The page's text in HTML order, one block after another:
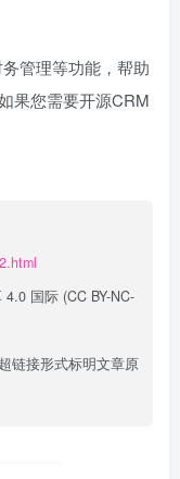
管理等功能，帮助
果您需要开源CRM
国际 (CC BY-NC-
链接形式标明文章原